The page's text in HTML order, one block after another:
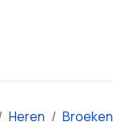
Heren Broeken